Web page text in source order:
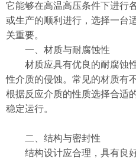
它能够在高温高压条件下进行
或生产的顺利进行，选择一台
关重要。
一、材质与耐腐蚀性
材质应具有优良的耐腐蚀性
性介质的侵蚀。常见的材质有
根据反应介质的性质选择合适
稳定运行。
二、结构与密封性
结构设计应合理，具有良好